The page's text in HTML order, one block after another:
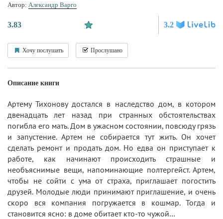
Автор: Александр Варго
3.83 3.2
Хочу послушать Прослушано
Описание книги
Артему Тихонову достался в наследство дом, в котором
двенадцать лет назад при странных обстоятельствах
погибла его мать. Дом в ужасном состоянии, повсюду грязь
и запустение. Артем не собирается тут жить. Он хочет
сделать ремонт и продать дом. Но едва он приступает к
работе, как начинают происходить страшные и
необъяснимые вещи, напоминающие полтергейст. Артем,
чтобы не сойти с ума от страха, приглашает погостить
друзей. Молодые люди принимают приглашение, и очень
скоро вся компания погружается в кошмар. Тогда и
становится ясно: в доме обитает кто-то чужой…